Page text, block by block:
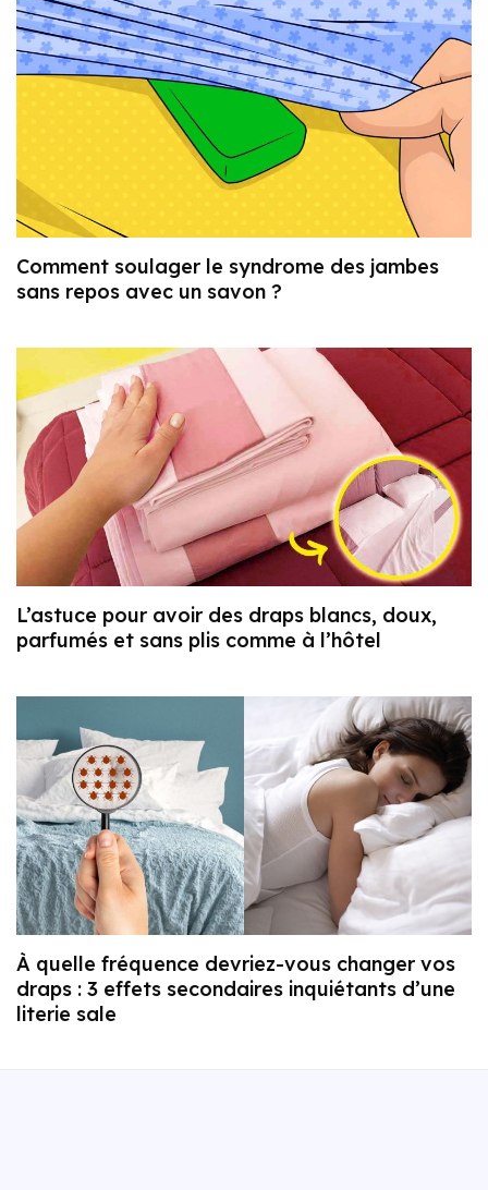
Comment soulager le syndrome des jambes
sans repos avec un savon ?
L’astuce pour avoir des draps blancs, doux,
parfumés et sans plis comme à l’hôtel
À quelle fréquence devriez-vous changer vos
draps : 3 effets secondaires inquiétants d’une
literie sale